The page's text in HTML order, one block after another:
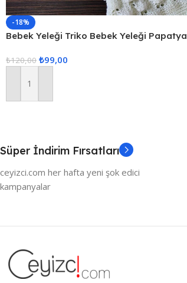
-18%
Bebek Yeleği Triko Bebek Yeleği Papatya
₺120,00 ₺99,00
Sepete Ekle
Süper İndirim Fırsatları
ceyizci.com her hafta yeni şok edici
kampanyalar